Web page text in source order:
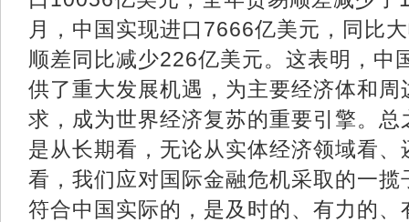
月，中国实现进口7666亿美元，同比
顺差同比减少226亿美元。这表明，中
供了重大发展机遇，为主要经济体和
求，成为世界经济复苏的重要引擎。
是从长期看，无论从实体经济领域看
看，我们应对国际金融危机采取的一
符合中国实际的，是及时的、有力的